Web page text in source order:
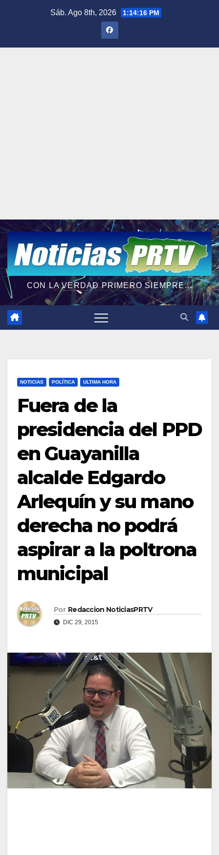
Sáb. Ago 8th, 2026 1:14:17 PM
CON LA VERDAD PRIMERO SIEMPRE...
NOTICIAS POLÍTICA ULTIMA HORA
Fuera de la
presidencia del PPD
en Guayanilla
alcalde Edgardo
Arlequín y su mano
derecha no podrá
aspirar a la poltrona
municipal
Por Redaccion NoticiasPRTV
DIC 29, 2015